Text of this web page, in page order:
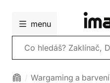
menu
Vyhledávání
Wargaming a barvení